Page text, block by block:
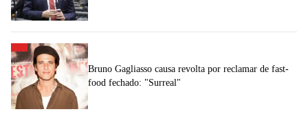
Bruno Gagliasso causa revolta por reclamar de fast-
food fechado: "Surreal"